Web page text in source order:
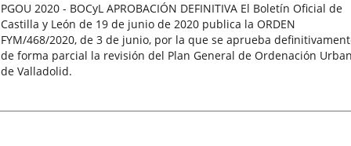
PGOU 2020 - BOCyL APROBACIÓN DEFINITIVA El Boletín Oficial de
Castilla y León de 19 de junio de 2020 publica la ORDEN
FYM/468/2020, de 3 de junio, por la que se aprueba
de forma parcial la revisión del Plan General de Ordenación
de Valladolid.